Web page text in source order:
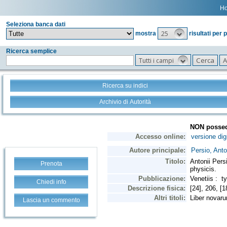
Seleziona banca dati
mostra
25 risultati per
Ricerca semplice
Tutti i campi
Ricerca su indici
Archivio di Autorità
Prenota
Chiedi info
Lascia un commento